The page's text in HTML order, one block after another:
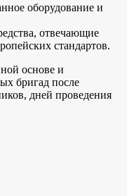
оборудование и
отвечающие
стандартов.
основе и
бригад после
дней проведения